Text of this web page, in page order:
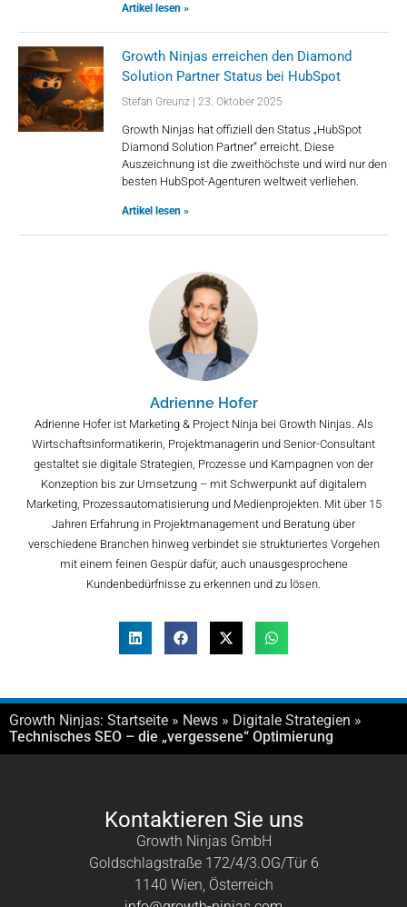
Adrienne Hofer
Adrienne Hofer ist Marketing & Project Ninja bei Growth Ninjas. Als
Wirtschaftsinformatikerin, Projektmanagerin und Senior-Consultant
gestaltet sie digitale Strategien, Prozesse und Kampagnen von der
Konzeption bis zur Umsetzung – mit Schwerpunkt auf digitalem
Marketing, Prozessautomatisierung und Medienprojekten. Mit über 15
Jahren Erfahrung in Projektmanagement und Beratung über
verschiedene Branchen hinweg verbindet sie strukturiertes Vorgehen
mit einem feinen Gespür dafür, auch unausgesprochene
Kundenbedürfnisse zu erkennen und zu lösen.
Artikel lesen »
Growth Ninjas erreichen den Diamond
Solution Partner Status bei HubSpot
Stefan Greunz 23. Oktober 2025
Growth Ninjas hat offiziell den Status „HubSpot
Diamond Solution Partner“ erreicht. Diese
Auszeichnung ist die zweithöchste und wird nur den
besten HubSpot-Agenturen weltweit verliehen.
Artikel lesen »
Growth Ninjas: Startseite » News » Digitale Strategien »
Technisches SEO – die „vergessene“ Optimierung
Kontaktieren Sie uns
Growth Ninjas GmbH
Goldschlagstraße 172/4/3.OG/Tür 6
1140 Wien, Österreich